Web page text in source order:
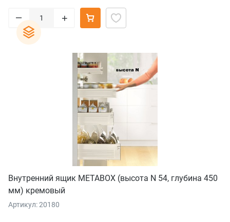
– +
Внутренний ящик METABOX (высота N 54, глубина 450
мм) кремовый
Артикул: 20180